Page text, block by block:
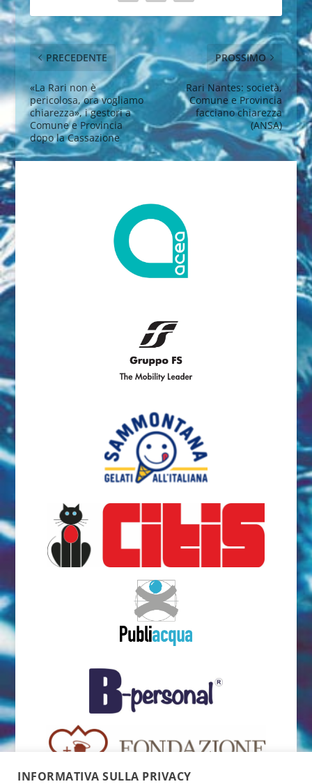
PRECEDENTE
«La Rari non è
pericolosa, ora vogliamo
chiarezza», i gestori a
Comune e Provincia
dopo la Cassazione
PROSSIMO
Rari Nantes: società,
Comune e Provincia
facciano chiarezza
(ANSA)
INFORMATIVA SULLA PRIVACY